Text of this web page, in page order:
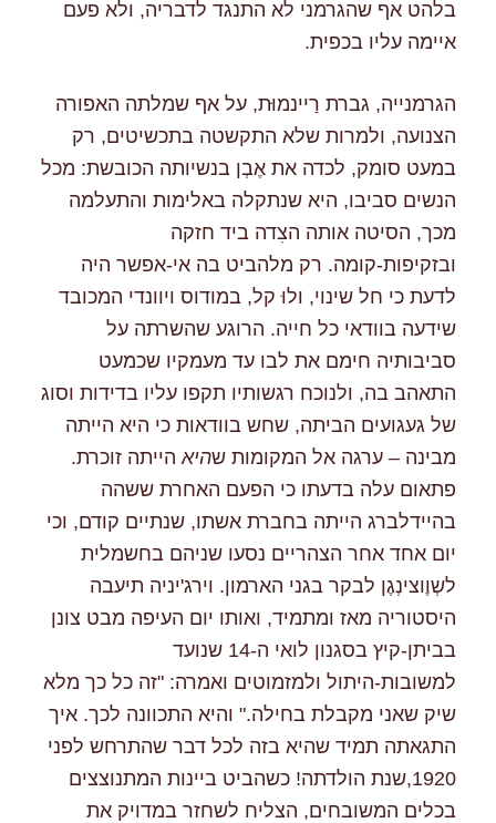
בלהט אף שהגרמני לא התנגד לדבריה, ולא פעם
איימה עליו בכפית.
הגרמנייה, גברת רַיינמוּּת, על אף שמלתה האפורה
הצנועה, ולמרות שלא התקשטה בתכשיטים, רק
במעט סומק, לכדה את אֶבְן בנשיותה הכובשת: מכל
הנשים סביבו, היא שנתקלה באלימות והתעלמה
מכך, הסיטה אותה הצִדה ביד חזקה
ובזקיפות-קומה. רק מלהביט בה אי-אפשר היה
לדעת כי חל שינוי, ולוּ קל, במודוס ויוונדי המכובד
שידעה בוודאי כל חייה. הרוגע שהשרתה על
סביבותיה חימם את לבו עד מעמקיו שכמעט
התאהב בה, ולנוכח רגשותיו תקפו עליו בדידות וסוג
של געגועים הביתה, שחש בוודאות כי היא הייתה
מבינה – ערגה אל המקומות שהיא הייתה זוכרת.
פתאום עלה בדעתו כי הפעם האחרת ששהה
בהיידלברג הייתה בחברת אשתו, שנתיים קודם, וכי
יום אחד אחר הצהריים נסעו שניהם בחשמלית
לשְוֶוצינְגֶן לבקר בגני הארמון. וירג'יניה תיעבה
היסטוריה מאז ומתמיד, ואותו יום העיפה מבט צונן
בביתן-קיץ בסגנון לואי ה-14 שנועד
למשובות-היתול ולמזמוטים ואמרה: "זה כל כך מלא
שיק שאני מקבלת בחילה." והיא התכוונה לכך. איך
התגאתה תמיד שהיא בזה לכל דבר שהתרחש לפני
1920,שנת הולדתה! כשהביט ביינות המתנוצצים
בכלים המשובחים, הצליח לשחזר במדויק את